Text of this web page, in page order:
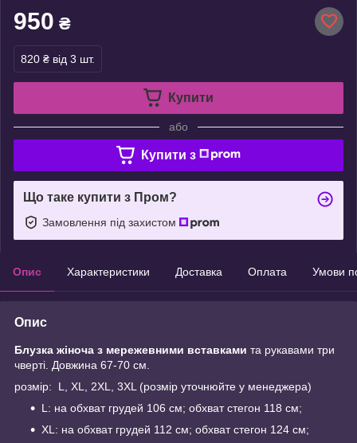
950 ₴
820 ₴ від 3 шт.
Купити
або
Купити з
Що таке купити з Пром?
Замовлення під захистом
Опис Характеристики Доставка Оплата Умови
Опис
Блузка жіноча з мережевними вставками та рукавами три
чверті. Довжина 67-70 см.
розмір: L, XL, 2XL, 3XL (розмір уточнюйте у менеджера)
L: на обхват грудей 106 см; обхват стегон 118 см;
XL: на обхват грудей 112 см; обхват стегон 124 см;